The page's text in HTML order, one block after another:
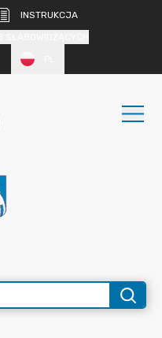
INSTRUKCJA